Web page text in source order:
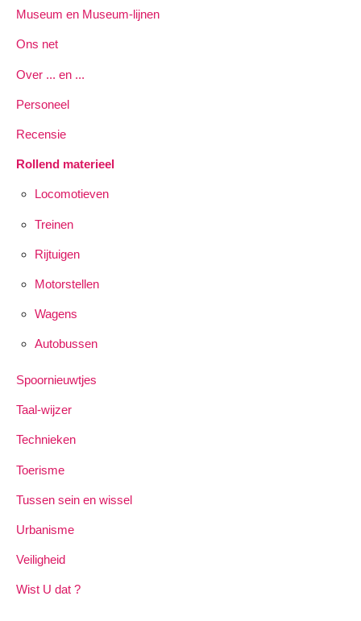
Museum en Museum-lijnen
Ons net
Over ... en ...
Personeel
Recensie
Rollend materieel
Locomotieven
Treinen
Rijtuigen
Motorstellen
Wagens
Autobussen
Spoornieuwtjes
Taal-wijzer
Technieken
Toerisme
Tussen sein en wissel
Urbanisme
Veiligheid
Wist U dat ?